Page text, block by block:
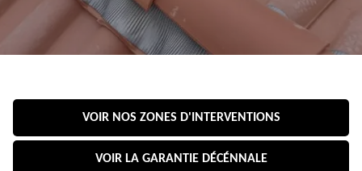
VOIR NOS ZONES D'INTERVENTIONS
VOIR LA GARANTIE DÉCÉNNALE